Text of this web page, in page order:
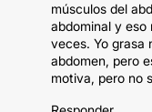
músculos del
abdominal y eso
veces. Yo grasa
abdomen, pero
motiva, pero no